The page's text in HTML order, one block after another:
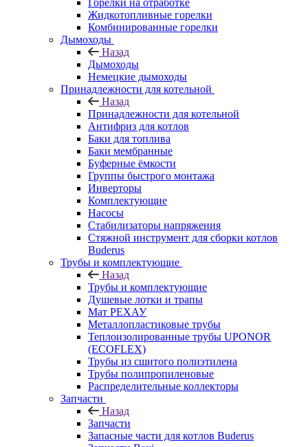
Горелки на отработке
Жидкотопливные горелки
Комбинированные горелки
Дымоходы
Назад
Дымоходы
Немецкие дымоходы
Принадлежности для котельной
Назад
Принадлежности для котельной
Антифриз для котлов
Баки для топлива
Баки мембранные
Буферные ёмкости
Группы быстрого монтажа
Инверторы
Комплектующие
Насосы
Стабилизаторы напряжения
Стяжной инструмент для сборки котлов
Buderus
Трубы и комплектующие
Назад
Трубы и комплектующие
Душевые лотки и трапы
Мат РЕХАУ
Металлопластиковые трубы
Теплоизолированные трубы UPONOR
(ECOFLEX)
Трубы из сшитого полиэтилена
Трубы полипропиленовые
Распределительные коллекторы
Запчасти
Назад
Запчасти
Запасные части для котлов Buderus